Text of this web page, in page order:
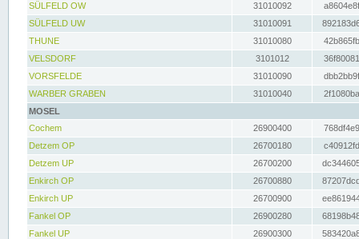
SÜLFELD OW
31010092
SÜLFELD UW
31010091
THUNE
31010080
VELSDORF
3101012
VORSFELDE
31010090
WARBER GRABEN
31010040
MOSEL
Cochem
26900400
Detzem OP
26700180
Detzem UP
26700200
Enkirch OP
26700880
Enkirch UP
26700900
Fankel OP
26900280
Fankel UP
26900300